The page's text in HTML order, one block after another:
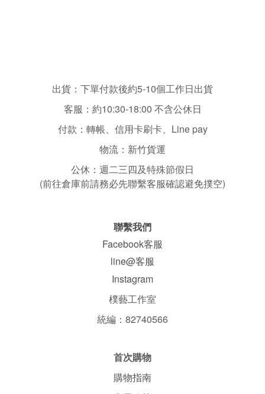
出貨：下單付款後約5-10個工作日出貨
客服： 約10:30-18:00 不含公休日
付款：轉帳、信用卡刷卡、Line pay
物流：新竹貨運
公休： 週二三四及特殊節假日
(前往倉庫前請務必先聯繫客服確認避免撲空)
聯繫我們
Facebook客服
line@客服
Instagram
樸藝工作室
統編：82740566
首次購物
購物指南